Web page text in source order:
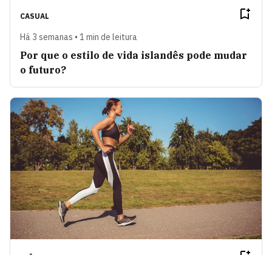
CASUAL
Há 3 semanas • 1 min de leitura
Por que o estilo de vida islandês pode mudar
o futuro?